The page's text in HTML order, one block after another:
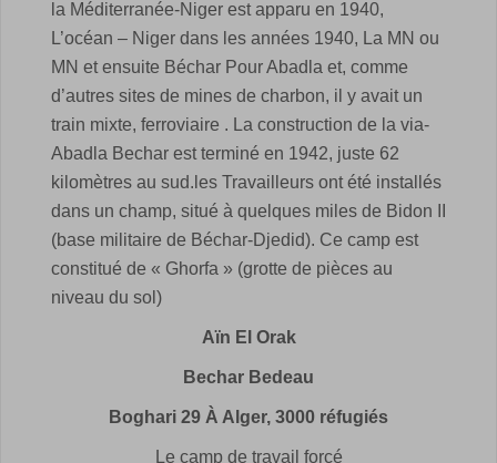
la Méditerranée-Niger est apparu en 1940,
L’océan – Niger dans les années 1940, La MN ou
MN et ensuite Béchar Pour Abadla et, comme
d’autres sites de mines de charbon, il y avait un
train mixte, ferroviaire . La construction de la via-
Abadla Bechar est terminé en 1942, juste 62
kilomètres au sud.les Travailleurs ont été installés
dans un champ, situé à quelques miles de Bidon II
(base militaire de Béchar-Djedid). Ce camp est
constitué de « Ghorfa » (grotte de pièces au
niveau du sol)
Aïn El Orak
Bechar Bedeau
Boghari 29 À Alger, 3000 réfugiés
Le camp de travail forcé